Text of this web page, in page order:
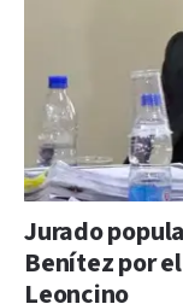
Jurado
Benítez por
Leoncino